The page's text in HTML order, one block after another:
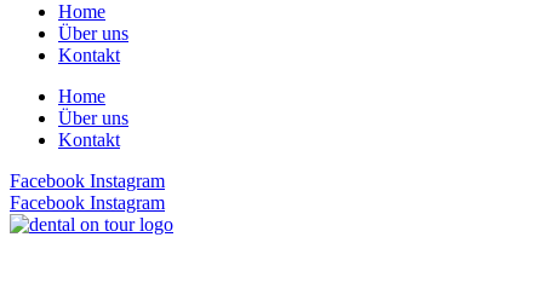
Home
Über uns
Kontakt
Home
Über uns
Kontakt
Facebook Instagram
Facebook Instagram